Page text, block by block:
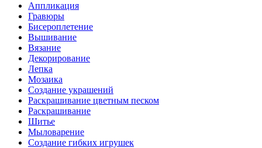
Аппликация
Гравюры
Бисероплетение
Вышивание
Вязание
Декорирование
Лепка
Мозаика
Создание украшений
Раскрашивание цветным песком
Раскрашивание
Шитье
Мыловарение
Создание гибких игрушек